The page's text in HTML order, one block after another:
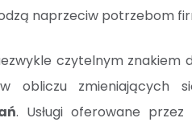
naprzeciw potrzebom
czytelnym znakiem
obliczu zmieniających
. Usługi oferowane